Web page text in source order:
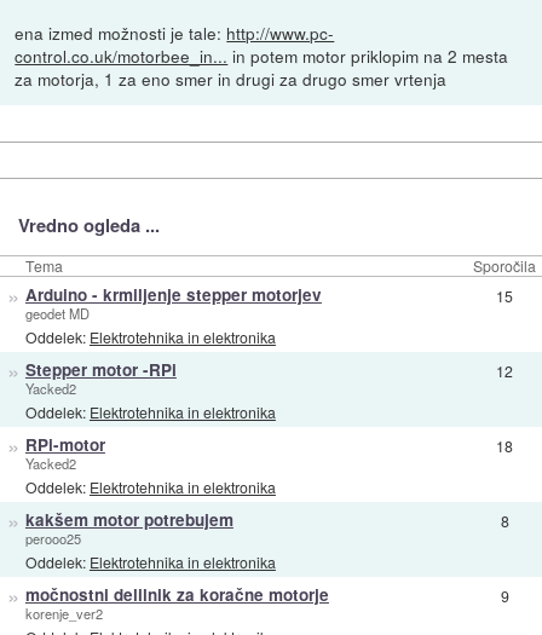
ena izmed možnosti je tale: http://www.pc-
control.co.uk/motorbee_in... in potem motor priklopim na 2 mesta
za motorja, 1 za eno smer in drugi za drugo smer vrtenja
Vredno ogleda ...
Tema Sporočila
» Arduino - krmiljenje stepper motorjev
geodet MD
Oddelek: Elektrotehnika in elektronika
15
» Stepper motor -RPi
Yacked2
Oddelek: Elektrotehnika in elektronika
12
» RPi-motor
Yacked2
Oddelek: Elektrotehnika in elektronika
18
» kakšem motor potrebujem
perooo25
Oddelek: Elektrotehnika in elektronika
8
» močnostni delilnik za koračne motorje
korenje_ver2
9